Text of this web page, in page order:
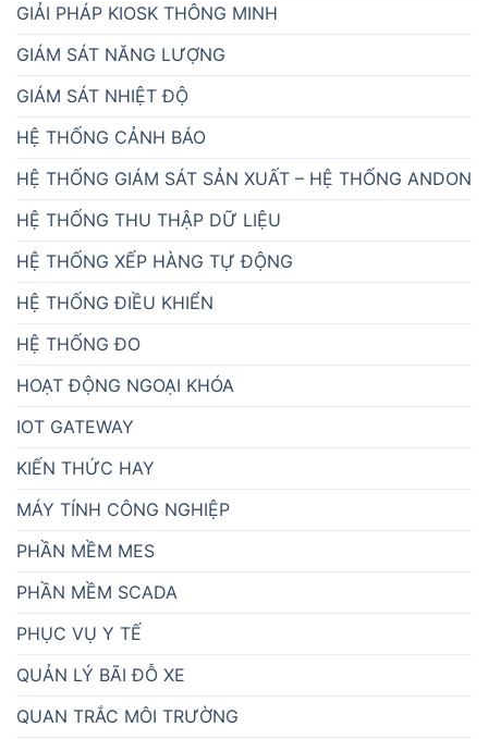
GIẢI PHÁP KIOSK THÔNG MINH
GIÁM SÁT NĂNG LƯỢNG
GIÁM SÁT NHIỆT ĐỘ
HỆ THỐNG CẢNH BÁO
HỆ THỐNG GIÁM SÁT SẢN XUẤT – HỆ THỐNG ANDON
HỆ THỐNG THU THẬP DỮ LIỆU
HỆ THỐNG XẾP HÀNG TỰ ĐỘNG
HỆ THỐNG ĐIỀU KHIỂN
HỆ THỐNG ĐO
HOẠT ĐỘNG NGOẠI KHÓA
IOT GATEWAY
KIẾN THỨC HAY
MÁY TÍNH CÔNG NGHIỆP
PHẦN MỀM MES
PHẦN MỀM SCADA
PHỤC VỤ Y TẾ
QUẢN LÝ BÃI ĐỖ XE
QUAN TRẮC MÔI TRƯỜNG